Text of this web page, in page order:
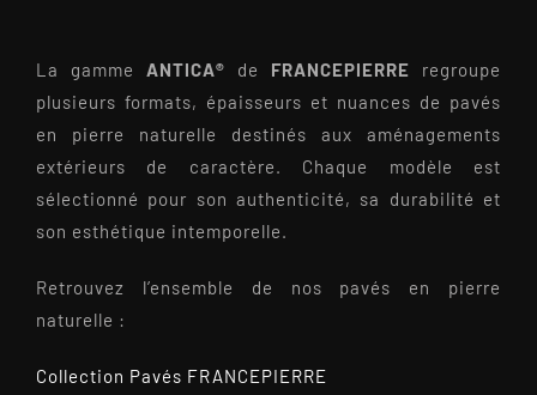
La gamme ANTICA® de FRANCEPIERRE regroupe
plusieurs formats, épaisseurs et nuances de pavés
en pierre naturelle destinés aux aménagements
extérieurs de caractère. Chaque modèle est
sélectionné pour son authenticité, sa durabilité et
son esthétique intemporelle.
Retrouvez l’ensemble de nos pavés en pierre
naturelle :
Collection Pavés FRANCEPIERRE